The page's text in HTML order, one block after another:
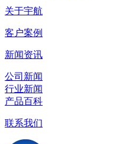
关于宇航
客户案例
新闻资讯
公司新闻
行业新闻
产品百科
联系我们